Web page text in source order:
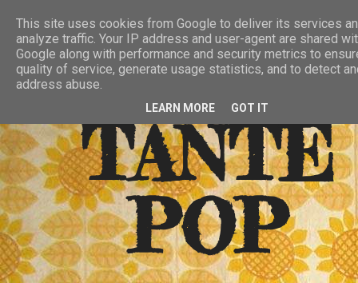
RSS FEED
TANTE
POP
This site uses cookies from Google to deliver its services
analyze traffic. Your IP address and user-agent are shared
Google along with performance and security metrics to
quality of service, generate usage statistics, and to detect
address abuse.
LEARN MORE GOT IT